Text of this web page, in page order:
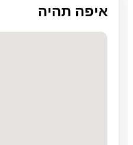
איפה תהיה